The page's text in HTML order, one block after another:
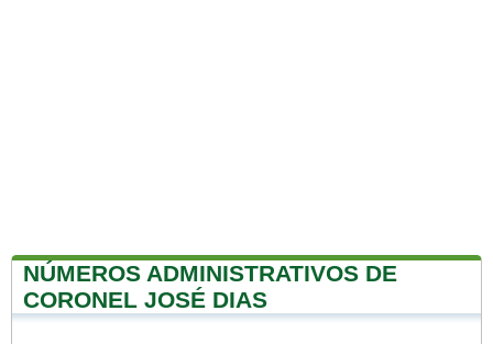
NÚMEROS ADMINISTRATIVOS DE
CORONEL JOSÉ DIAS